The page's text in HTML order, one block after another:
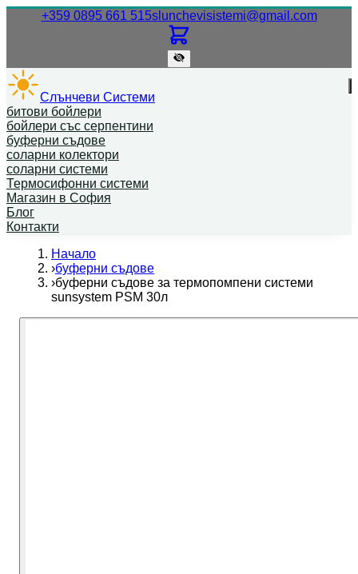
+359 0895 661 515Нашият телефонен номер.
slunchevisistemi@gmail.com
Слънчеви Системи
битови бойлери
бойлери със серпентини
буферни съдове
соларни колектори
соларни системи
Термосифонни системи
Магазин в София
Блог
Контакти
Начало
›буферни съдове
›буферни съдове за термопомпени системи
sunsystem PSM 30л